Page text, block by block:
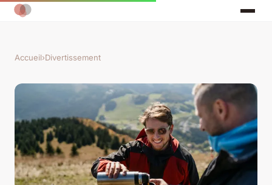
Accueil›Divertissement